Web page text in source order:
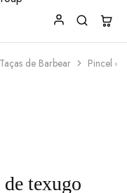
de Barbear Pincel
texugo